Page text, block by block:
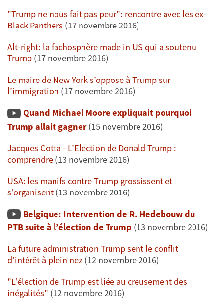
"Trump ne nous fait pas peur": rencontre avec les ex-
Black Panthers (17 novembre 2016)
Alt-right: la fachosphère made in US qui a soutenu
Trump (17 novembre 2016)
Le maire de New York s’oppose à Trump sur
l’immigration (17 novembre 2016)
Quand Michael Moore expliquait pourquoi
Trump allait gagner(15 novembre 2016)
Jacques Cotta - L’Election de Donald Trump :
comprendre (13 novembre 2016)
USA: les manifs contre Trump grossissent et
s’organisent (13 novembre 2016)
Belgique: Intervention de R. Hedebouw du
PTB suite à l’élection de Trump (13 novembre 2016)
La future administration Trump sent le conflit
d’intérêt à plein nez (12 novembre 2016)
"L’élection de Trump est liée au creusement des
inégalités" (12 novembre 2016)